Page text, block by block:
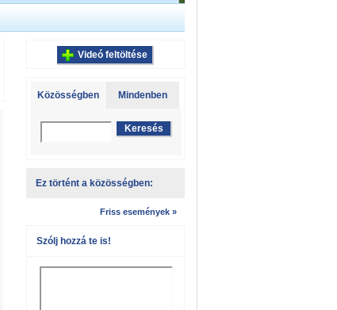
Videó feltöltése
Közösségben Mindenben
Ez történt a közösségben:
Friss események »
Szólj hozzá te is!